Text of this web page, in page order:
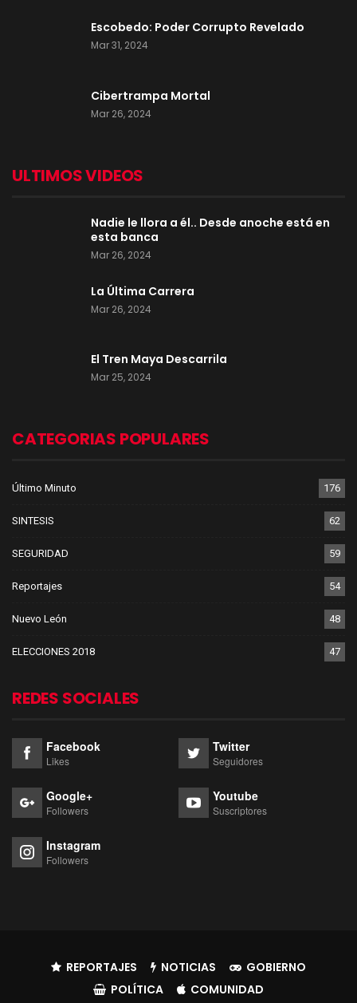
Escobedo: Poder Corrupto Revelado
Mar 31, 2024
Cibertrampa Mortal
Mar 26, 2024
ULTIMOS VIDEOS
Nadie le llora a él.. Desde anoche está en
esta banca
Mar 26, 2024
La Última Carrera
Mar 26, 2024
El Tren Maya Descarrila
Mar 25, 2024
CATEGORIAS POPULARES
Último Minuto 176
SINTESIS 62
SEGURIDAD 59
Reportajes 54
Nuevo León 48
ELECCIONES 2018 47
REDES SOCIALES
Facebook
Likes
Twitter
Seguidores
Google+
Followers
Youtube
Suscriptores
Instagram
Followers
REPORTAJES NOTICIAS
GOBIERNO
POLÍTICA
COMUNIDAD